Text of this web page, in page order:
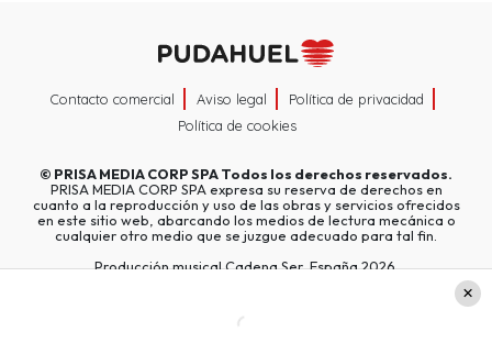
Contacto comercial Aviso legal
Política de privacidad
Política de cookies
© PRISA MEDIA CORP SPATodos los derechos reservados.
PRISA MEDIA CORP SPA expresa su reserva de derechos en
cuanto a la reproducción y uso de las obras y servicios ofrecidos
en este sitio web, abarcando los medios de lectura mecánica o
cualquier otro medio que se juzgue adecuado para tal fin.
Producción musical Cadena Ser, España 2026.